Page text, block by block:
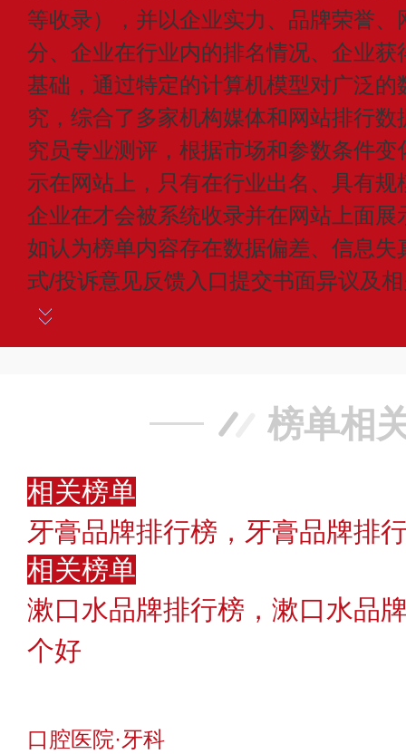
等收录），并以企业实力、品牌荣誉
分、企业在行业内的排名情况、企业
基础，通过特定的计算机模型对广泛
究，综合了多家机构媒体和网站排行
究员专业测评，根据市场和参数条件
示在网站上，只有在行业出名、具有
企业在才会被系统收录并在网站上面
如认为榜单内容存在数据偏差、信息
式/投诉意见反馈入口提交书面异议及
榜单相
相关榜单
牙膏品牌排行榜，牙膏品牌排
相关榜单
漱口水品牌排行榜，漱口水品
个好
口腔医院·牙科